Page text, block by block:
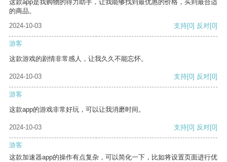
这款app是我购物的得力助手，让我能够找到最优惠的价格，买到最合适
的商品。
2024-10-03
支持[0] 反对[0]
游客
这款游戏的剧情非常感人，让我久久不能忘怀。
2024-10-03 支持[0] 反对[0]
游客
这款app的游戏非常好玩，可以让我消磨时间。
2024-10-03 支持[0] 反对[0]
游客
这款加速器app的操作有点复杂，可以简化一下，比如将设置页面进行优